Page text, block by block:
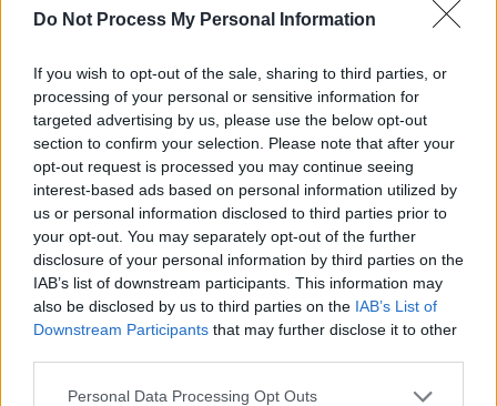
Do Not Process My Personal Information
If you wish to opt-out of the sale, sharing to third parties, or
processing of your personal or sensitive information for
targeted advertising by us, please use the below opt-out
section to confirm your selection. Please note that after your
opt-out request is processed you may continue seeing
interest-based ads based on personal information utilized by
us or personal information disclosed to third parties prior to
your opt-out. You may separately opt-out of the further
disclosure of your personal information by third parties on the
IAB’s list of downstream participants. This information may
also be disclosed by us to third parties on the IAB’s List of
Downstream Participants that may further disclose it to other
Please note that this website/app uses one or more Google
Personal Data Processing Opt Outs
Μουντιάλ 2026 - Βίαιη αντίδραση και φόβος